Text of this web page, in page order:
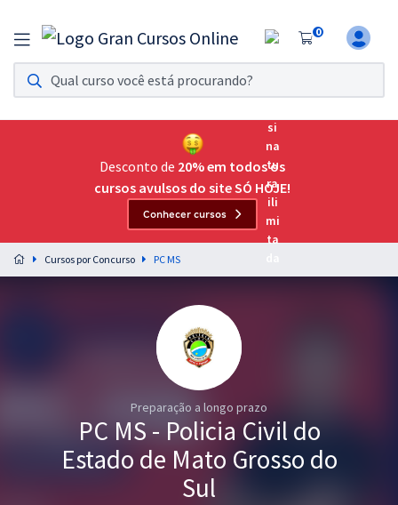
0
Assinatura Ilimitada 11
Acesso a todos os cursos. Teste grátis por 7 dias!
Assinatura OAB Até Passar
Acesso ilimitado a toda preparação para o Exame da
Preparação completa e intensiva para as principais
residências em saúde do Brasil
Graduação
Desconto de 20% em todos os
cursos avulsos do site SÓ HOJE!
Conhecer cursos
Cursos por Concurso PC MS
Preparação a longo prazo
PC MS - Policia Civil do
Estado de Mato Grosso do
Sul